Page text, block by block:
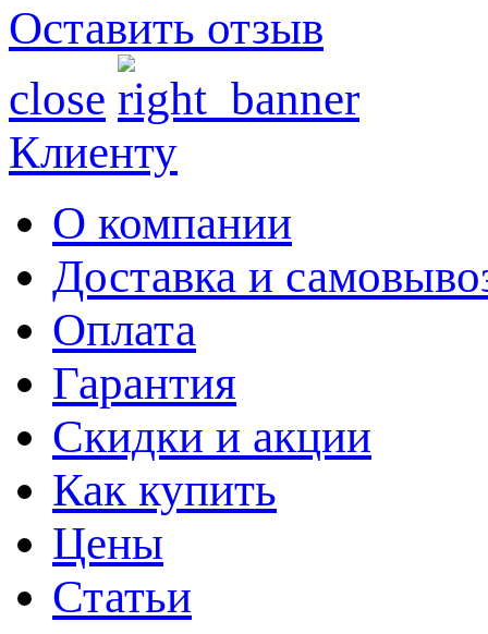
Оставить отзыв
close
Клиенту
О компании
Доставка и
Оплата
Гарантия
Скидки и акции
Как купить
Цены
Статьи